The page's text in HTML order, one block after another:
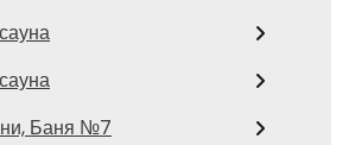
Баня №7